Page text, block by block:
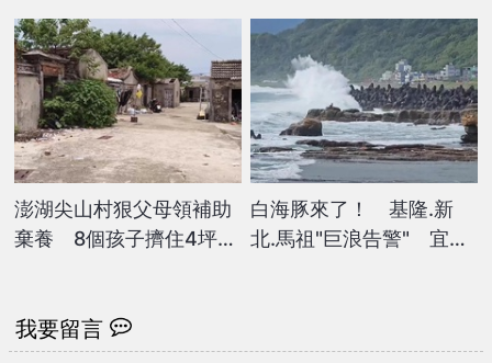
澎湖尖山村狠父母領補助
棄養 8個孩子擠住4坪大
白海豚來了！ 基隆.新
北.馬祖"巨浪告警" 宜蘭
我要留言